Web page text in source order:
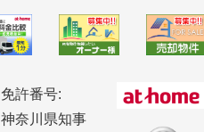
免許番号:
神奈川県知事